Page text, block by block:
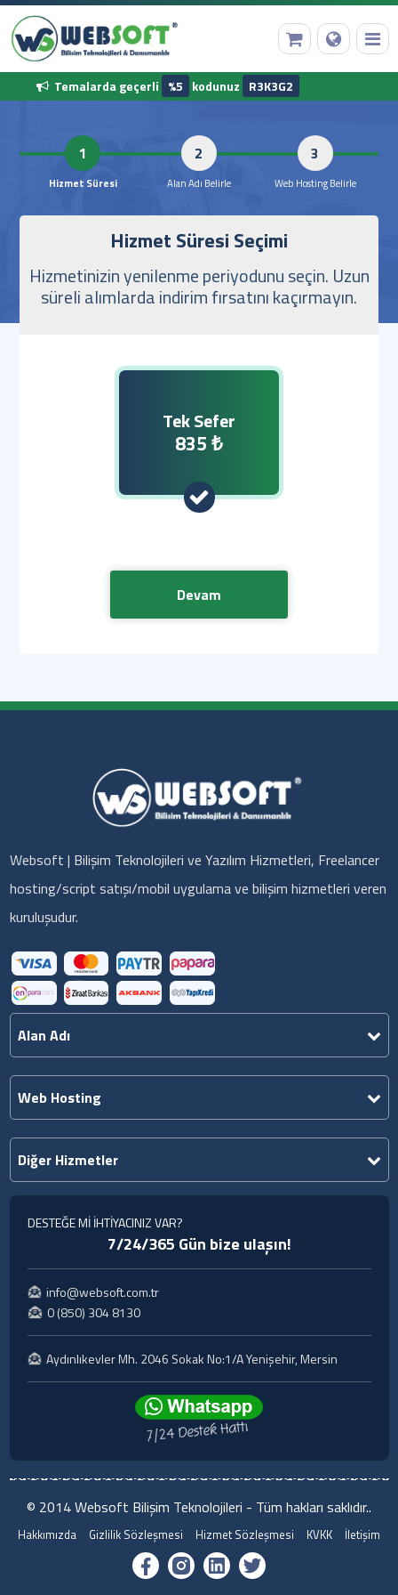
Temalarda geçerli %5 kodunuz R3K3G2
1
Hizmet Süresi Seçimi
Hizmetinizin yenilenme periyodunu seçin. Uzun
süreli alımlarda indirim fırsatını kaçırmayın.
Tek Sefer
835 ₺
Devam
Websoft | Bilişim Teknolojileri ve Yazılım Hizmetleri, Freelancer
hosting/script satışı/mobil uygulama ve bilişim hizmetleri veren
kuruluşudur.
Alan Adı
Web Hosting
Diğer Hizmetler
DESTEĞE Mİ İHTİYACINIZ VAR?
7/24/365 Gün bize ulaşın!
info@websoft.com.tr
0 (850) 304 8130
Aydınlıkevler Mh. 2046 Sokak No:1/A Yenişehir, Mersin
© 2014 Websoft Bilişim Teknolojileri - Tüm hakları saklıdır..
Hakkımızda Gizlilik Sözleşmesi Hizmet Sözleşmesi KVKK İletişim
Anasayfa
Hazır Yazılımlar
Kurumsal Bilgilerimiz